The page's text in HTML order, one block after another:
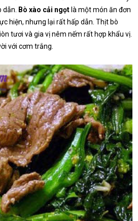
Bò xào cải ngọt là một món ăn đơn
hiện, nhưng lại rất hấp dẫn. Thịt bò
tươi và gia vị nêm nếm rất hợp khẩu vị.
với cơm trắng.